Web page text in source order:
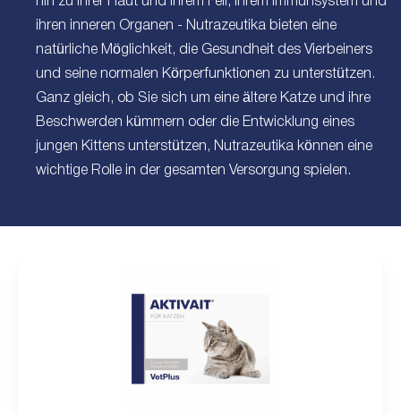
ihren inneren Organen - Nutrazeutika bieten eine
natürliche Möglichkeit, die Gesundheit des Vierbeiners
und seine normalen Körperfunktionen zu unterstützen.
Ganz gleich, ob Sie sich um eine ältere Katze und ihre
Beschwerden kümmern oder die Entwicklung eines
jungen Kittens unterstützen, Nutrazeutika können eine
wichtige Rolle in der gesamten Versorgung spielen.